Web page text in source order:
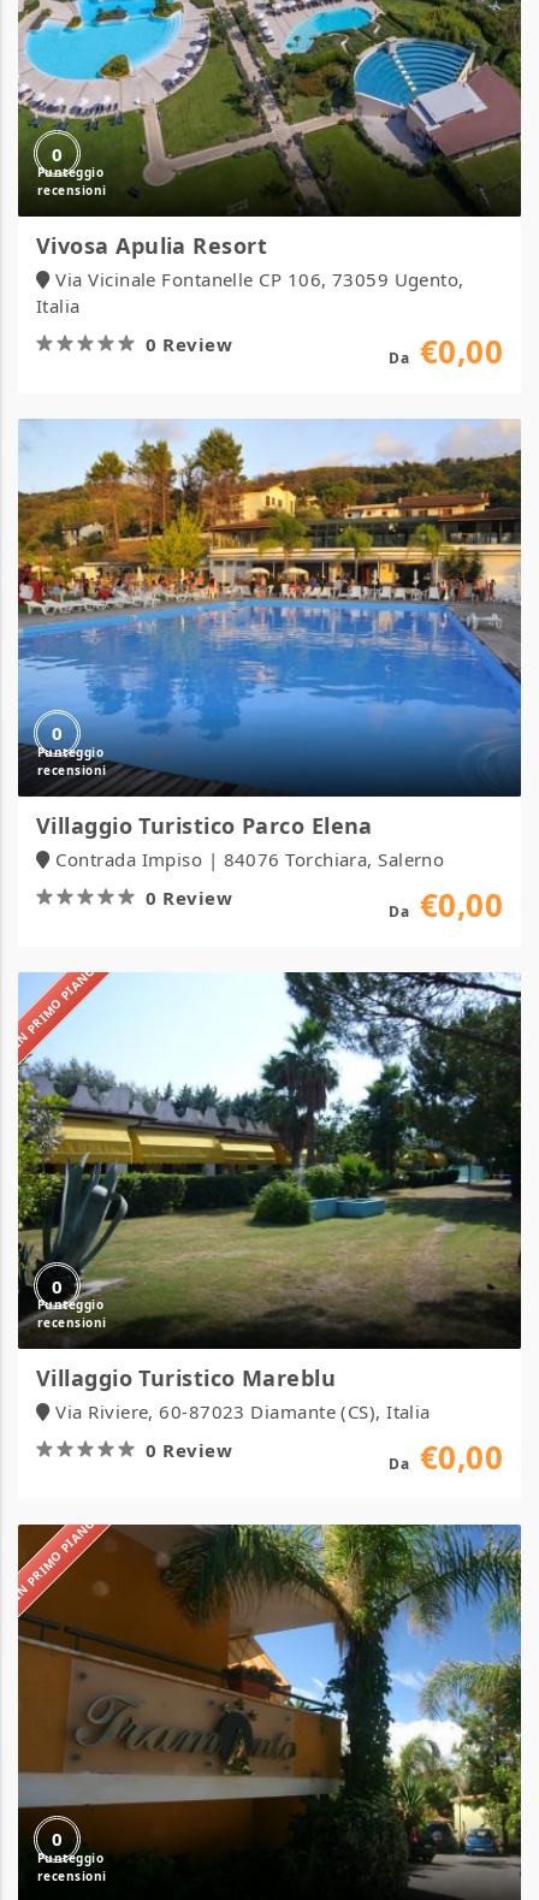
0
Vivosa Apulia Resort
Via Vicinale Fontanelle CP 106, 73059 Ugento,
Italia
0 Review
Da €0,00
0
Villaggio
Turistico
Parco
Elena
Villaggio Turistico Parco Elena
Contrada Impiso | 84076 Torchiara, Salerno
0 Review
Da €0,00
IN PRIMO PIANO
0
Villaggio Turistico Mareblu
Via Riviere, 60-87023 Diamante (CS), Italia
0 Review
Da €0,00
IN PRIMO PIANO
0
Villaggio
Tramonto